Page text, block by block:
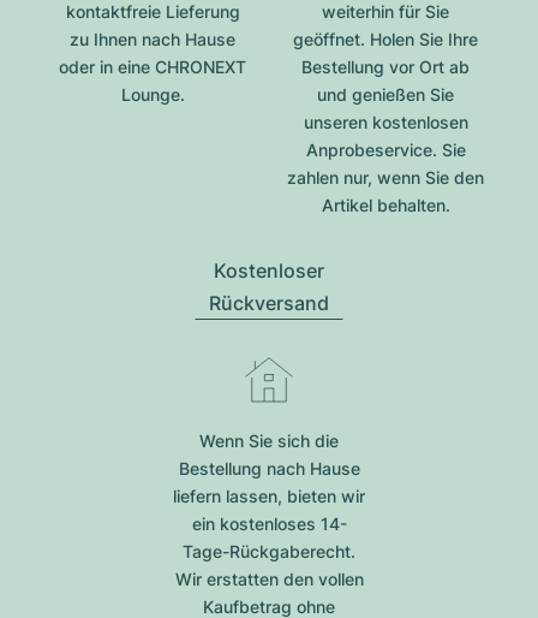
kontaktfreie Lieferung
zu Ihnen nach Hause
oder in eine CHRONEXT
Lounge.
weiterhin für Sie
geöffnet. Holen Sie Ihre
Bestellung vor Ort ab
und genießen Sie
unseren kostenlosen
Anprobeservice. Sie
zahlen nur, wenn Sie den
Artikel behalten.
Kostenloser
Rückversand
Wenn Sie sich die
Bestellung nach Hause
liefern lassen, bieten wir
ein kostenloses 14-
Tage-Rückgaberecht.
Wir erstatten den vollen
Kaufbetrag ohne